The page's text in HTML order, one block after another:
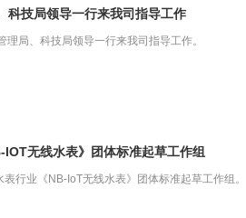
科技局领导一行来我司指导工作
局、科技局领导一行来我司指导工作。
无线水表》团体标准起草工作组
行业《NB-IoT无线水表》团体标准起草工作组。